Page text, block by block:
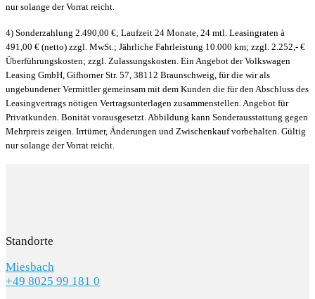
nur solange der Vorrat reicht.
4) Sonderzahlung 2.490,00 €; Laufzeit 24 Monate, 24 mtl. Leasingraten à
491,00 € (netto) zzgl. MwSt.; Jährliche Fahrleistung 10.000 km; zzgl. 2.252,- €
Überführungskosten; zzgl. Zulassungskosten. Ein Angebot der Volkswagen
Leasing GmbH, Gifhorner Str. 57, 38112 Braunschweig, für die wir als
ungebundener Vermittler gemeinsam mit dem Kunden die für den Abschluss des
Leasingvertrags nötigen Vertragsunterlagen zusammenstellen. Angebot für
Privatkunden. Bonität vorausgesetzt. Abbildung kann Sonderausstattung gegen
Mehrpreis zeigen. Irrtümer, Änderungen und Zwischenkauf vorbehalten. Gültig
nur solange der Vorrat reicht.
Standorte
Miesbach
+49 8025 99 181 0